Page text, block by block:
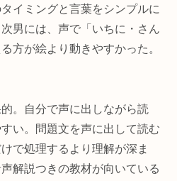
イミングと言葉をシンプルに
男には、声で「いちに・さん
方が絵より動きやすかった。
。自分で声に出しながら読
い。問題文を声に出して読む
で処理するより理解が深ま
解説つきの教材が向いている